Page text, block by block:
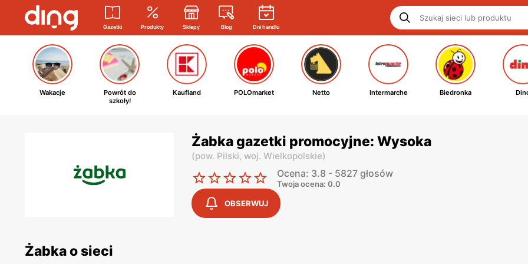
Gazetki Produkty Sklepy Blog Dni handlu
Wakacje
Powrót do
szkoły!
Kaufland POLOmarket Netto Intermarche Biedronka
Żabka gazetki promocyjne: Wysoka
(pow. Pilski, woj. Wielkopolskie)
Ocena: 3.8 - 5827 głosów
Twoja ocena: 0.0
OBSERWUJ
Żabka o sieci